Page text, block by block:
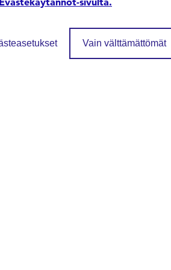
Tietosuojaseloste Evästekäytännöt
Vain välttämättömät